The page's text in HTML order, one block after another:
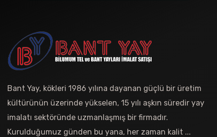
Bant Yay, kökleri 1986 yılına dayanan güçlü bir üretim
kültürünün üzerinde yükselen, 15 yılı aşkın süredir yay
imalatı sektöründe uzmanlaşmış bir firmadır.
Kurulduğumuz günden bu yana, her zaman kalit ...